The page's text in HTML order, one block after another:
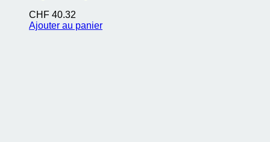
CHF 40.32
Ajouter au panier